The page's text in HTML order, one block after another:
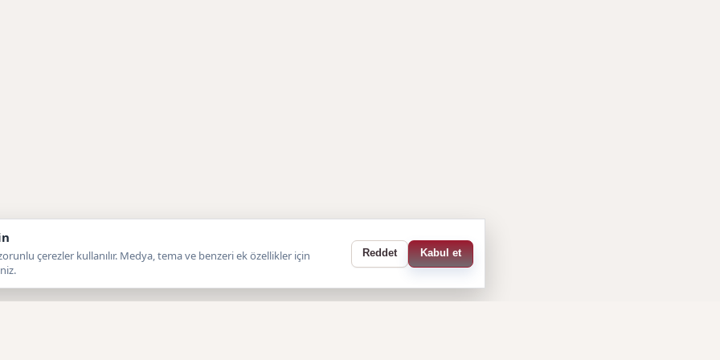
çerezler kullanılır. Medya, tema ve benzeri ek özellikler için
Reddet Kabul et